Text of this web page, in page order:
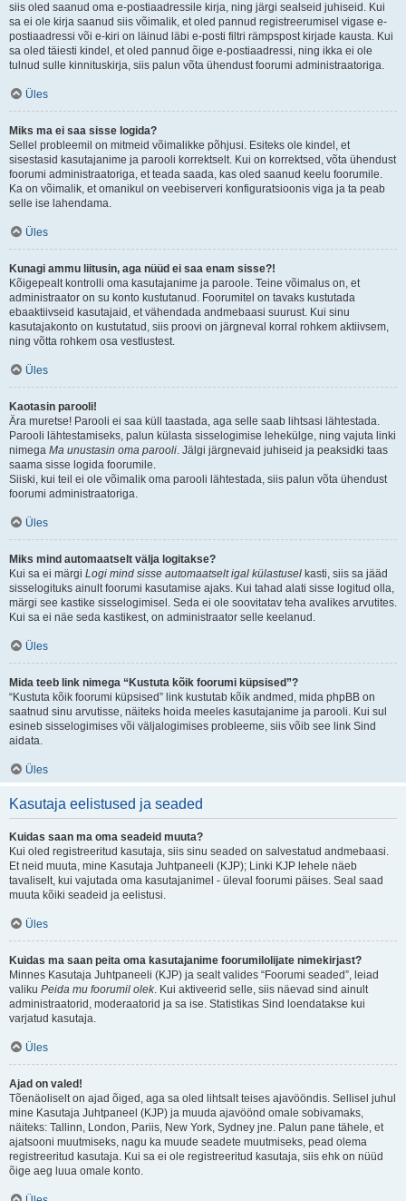
siis oled saanud oma e-postiaadressile kirja, ning järgi sealseid juhiseid. Kui
sa ei ole kirja saanud siis võimalik, et oled pannud registreerumisel vigase e-
postiaadressi või e-kiri on läinud läbi e-posti filtri rämpspost kirjade kausta. Kui
sa oled täiesti kindel, et oled pannud õige e-postiaadressi, ning ikka ei ole
tulnud sulle kinnituskirja, siis palun võta ühendust foorumi administraatoriga.
Üles
Miks ma ei saa sisse logida?
Sellel probleemil on mitmeid võimalikke põhjusi. Esiteks ole kindel, et
sisestasid kasutajanime ja parooli korrektselt. Kui on korrektsed, võta ühendust
foorumi administraatoriga, et teada saada, kas oled saanud keelu foorumile.
Ka on võimalik, et omanikul on veebiserveri konfiguratsioonis viga ja ta peab
selle ise lahendama.
Üles
Kunagi ammu liitusin, aga nüüd ei saa enam sisse?!
Kõigepealt kontrolli oma kasutajanime ja paroole. Teine võimalus on, et
administraator on su konto kustutanud. Foorumitel on tavaks kustutada
ebaaktiivseid kasutajaid, et vähendada andmebaasi suurust. Kui sinu
kasutajakonto on kustutatud, siis proovi on järgneval korral rohkem aktiivsem,
ning võtta rohkem osa vestlustest.
Üles
Kaotasin parooli!
Ära muretse! Parooli ei saa küll taastada, aga selle saab lihtsasi lähtestada.
Parooli lähtestamiseks, palun külasta sisselogimise lehekülge, ning vajuta linki
nimega Ma unustasin oma parooli. Jälgi järgnevaid juhiseid ja peaksidki taas
saama sisse logida foorumile.
Siiski, kui teil ei ole võimalik oma parooli lähtestada, siis palun võta ühendust
foorumi administraatoriga.
Üles
Miks mind automaatselt välja logitakse?
Kui sa ei märgi Logi mind sisse automaatselt igal külastusel kasti, siis sa jääd
sisselogituks ainult foorumi kasutamise ajaks. Kui tahad alati sisse logitud olla,
märgi see kastike sisselogimisel. Seda ei ole soovitatav teha avalikes arvutites.
Kui sa ei näe seda kastikest, on administraator selle keelanud.
Üles
Mida teeb link nimega “Kustuta kõik foorumi küpsised”?
“Kustuta kõik foorumi küpsised” link kustutab kõik andmed, mida phpBB on
saatnud sinu arvutisse, näiteks hoida meeles kasutajanime ja parooli. Kui sul
esineb sisselogimises või väljalogimises probleeme, siis võib see link Sind
aidata.
Üles
Kasutaja eelistused ja seaded
Kuidas saan ma oma seadeid muuta?
Kui oled registreeritud kasutaja, siis sinu seaded on salvestatud andmebaasi.
Et neid muuta, mine Kasutaja Juhtpaneeli (KJP); Linki KJP lehele näeb
tavaliselt, kui vajutada oma kasutajanimel - üleval foorumi päises. Seal saad
muuta kõiki seadeid ja eelistusi.
Üles
Kuidas ma saan peita oma kasutajanime foorumilolijate nimekirjast?
Minnes Kasutaja Juhtpaneeli (KJP) ja sealt valides “Foorumi seaded”, leiad
valiku Peida mu foorumil olek. Kui aktiveerid selle, siis näevad sind ainult
administraatorid, moderaatorid ja sa ise. Statistikas Sind loendatakse kui
varjatud kasutaja.
Üles
Ajad on valed!
Tõenäoliselt on ajad õiged, aga sa oled lihtsalt teises ajavööndis. Sellisel juhul
mine Kasutaja Juhtpaneel (KJP) ja muuda ajavöönd omale sobivamaks,
näiteks: Tallinn, London, Pariis, New York, Sydney jne. Palun pane tähele, et
ajatsooni muutmiseks, nagu ka muude seadete muutmiseks, pead olema
registreeritud kasutaja. Kui sa ei ole registreeritud kasutaja, siis ehk on nüüd
õige aeg luua omale konto.